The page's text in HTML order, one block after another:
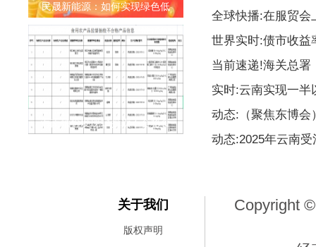
民晟新能源：如何实现绿色低
海南抽检发现11批次不合格食
全球快播:在服贸会
世界实时:债市收益
当前速递!海关总署
实时:云南实现一半
动态:（聚焦东博会
动态:2025年云南
关于我们
版权声明
Copyright